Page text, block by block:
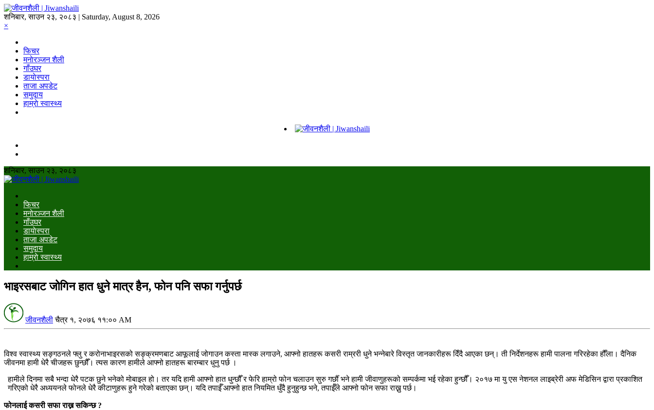
शनिबार, साउन २३, २०८३ | Saturday, August 8, 2026
×
फिचर
मनाेरञ्जन शैली
गाँउघर
डायाेस्परा
ताजा अपडेट
समुदाय
हाम्राे स्वास्थ्य
शनिबार, साउन २३, २०८३
फिचर
मनाेरञ्जन शैली
गाँउघर
डायाेस्परा
ताजा अपडेट
समुदाय
हाम्राे स्वास्थ्य
भाइरसबाट जोगिन हात धुने मात्र हैन, फोन पनि सफा गर्नुपर्छ
जीवनशैली चैत्र १, २०७६ ११:०० AM
विश्व स्वास्थ्य सङ्गठनले फ्लु र करोनाभाइरसको सङ्क्रमणबाट आफूलाई जोगाउन कस्ता मास्क लगाउने, आफ्नो हातहरू कसरी राम्ररी धुने भन्नेबारे विस्तृत जानकारीहरू दिँदै आएका छन्। ती निर्देशनहरू हामी पालना गरिरहेका हौँला। दैनिक
जीवनमा हामी धेरै चीजहरू छुन्छौँ। त्यस कारण हामीले आफ्नो हातहरू बारम्बार धुनु पर्छ ।
हामीले दिनमा सबै भन्दा धेरै पटक छुने भनेको मोबाइल हो। तर यदि हामी आफ्नो हात धुन्छौँ र फेरि हाम्रो फोन चलाउन सुरु गर्छौँ भने हामी जीवाणुहरूको सम्पर्कमा भई रहेका हुन्छौँ। २०१७ मा यु एस नेशनल लाइब्रेरी अफ मेडिसिन द्वारा प्रकाशित
गरिएको धेरै अध्ययनले फोनले धेरै कीटाणुहरू हुने गरेको बताएका छन्। यदि तपाईँ आफ्नो हात नियमित धुँदै हुनुहुन्छ भने, तपाईँले आफ्नो फोन सफा राख्नु पर्छ।
फोनलाई कसरी सफा राख्न सकिन्छ ?